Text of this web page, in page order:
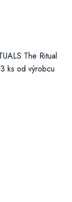
The Ritual
ks od výrobcu